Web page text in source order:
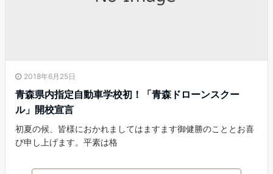
2018年6月25日
青森県内指定自動車学校初！「青森ドローンスクー
ル」開校宣言
初夏の候、皆様におかれましてはますます御健勝のこととお喜
び申し上げます。平素は格